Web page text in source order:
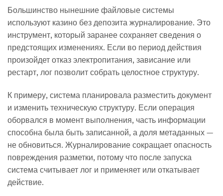
Большинство нынешние файловые системы
используют казино без депозита журналирование. Это
инструмент, который заранее сохраняет сведения о
предстоящих изменениях. Если во период действия
произойдет отказ электропитания, зависание или
рестарт, лог позволит собрать целостное структуру.
К примеру, система планировала разместить документ
и изменить техническую структуру. Если операция
оборвался в момент выполнения, часть информации
способна была быть записанной, а доля метаданных —
не обновиться. Журналирование сокращает опасность
повреждения разметки, потому что после запуска
система считывает лог и применяет или откатывает
действие.